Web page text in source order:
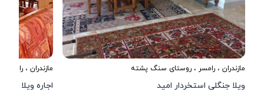
مازندران ، رامسر ، روستای سنگ پشته
ویلا جنگلی استخردار امید
مازندران ، رامسر
اجاره ویلا